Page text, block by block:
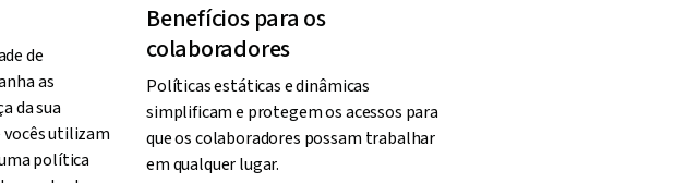
de
as
da sua
utilizam
política
Benefícios para os
colaboradores
Políticas estáticas e dinâmicas
simplificam e protegem os acessos para
que os colaboradores possam trabalhar
em qualquer lugar.